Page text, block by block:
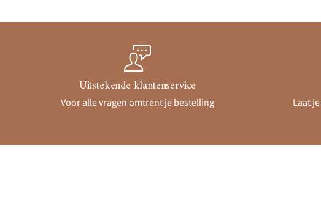
Uitstekende klantenservice
Voor alle vragen omtrent je bestelling Laat